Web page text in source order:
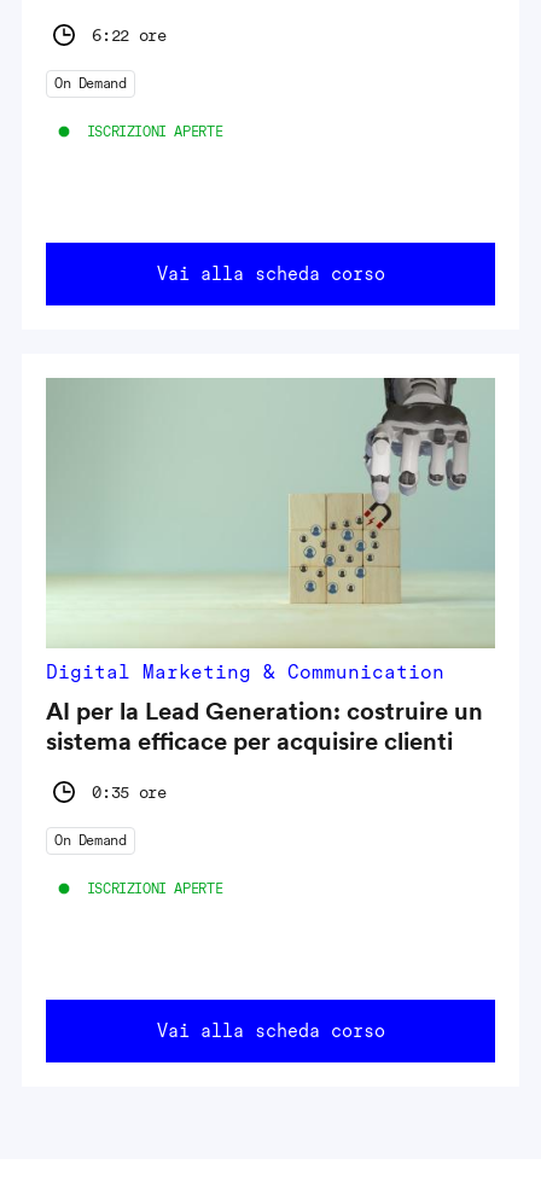
6:22 ore
On Demand
ISCRIZIONI APERTE
Vai alla scheda corso
Digital Marketing & Communication
AI per la Lead Generation: costruire un
sistema efficace per acquisire clienti
0:35 ore
On Demand
ISCRIZIONI APERTE
Vai alla scheda corso